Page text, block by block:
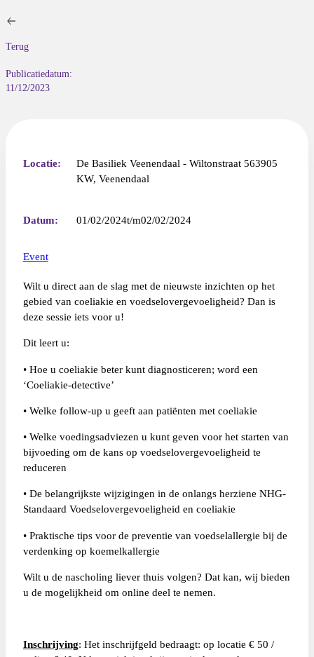
Terug
Publicatiedatum:
11/12/2023
Locatie:
De Basiliek Veenendaal - Wiltonstraat 563905
KW, Veenendaal
Datum: 01/02/2024 02/02/2024
Event
Wilt u direct aan de slag met de nieuwste inzichten op het
gebied van coeliakie en voedselovergevoeligheid? Dan is
deze sessie iets voor u!
Dit leert u:
• Hoe u coeliakie beter kunt diagnosticeren; word een
‘Coeliakie-detective’
• Welke follow-up u geeft aan patiënten met coeliakie
• Welke voedingsadviezen u kunt geven voor het starten van
bijvoeding om de kans op voedselovergevoeligheid te
reduceren
• De belangrijkste wijzigingen in de onlangs herziene NHG-
Standaard Voedselovergevoeligheid en coeliakie
• Praktische tips voor de preventie van voedselallergie bij de
verdenking op koemelkallergie
Wilt u de nascholing liever thuis volgen? Dat kan, wij bieden
u de mogelijkheid om online deel te nemen.
Inschrijving: Het inschrijfgeld bedraagt: op locatie € 50 /